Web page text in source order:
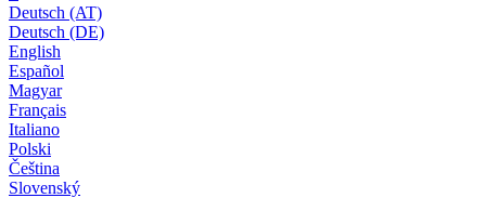
Deutsch (AT)
Deutsch (DE)
English
Español
Magyar
Français
Italiano
Polski
Čeština
Slovenský